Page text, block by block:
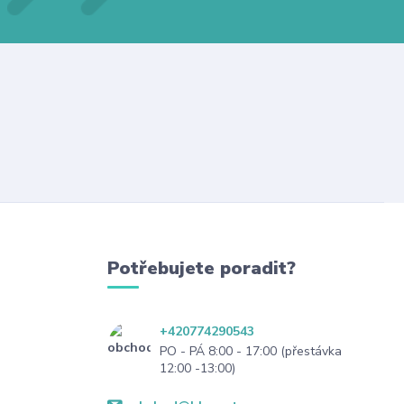
Potřebujete poradit?
+420774290543
PO - PÁ 8:00 - 17:00 (přestávka
12:00 -13:00)